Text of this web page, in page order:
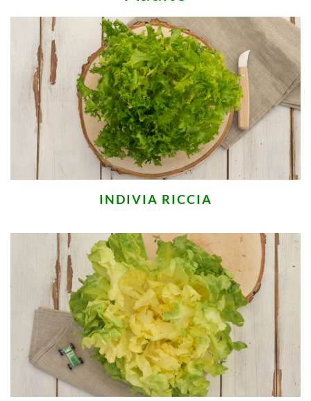
INDIVIA RICCIA